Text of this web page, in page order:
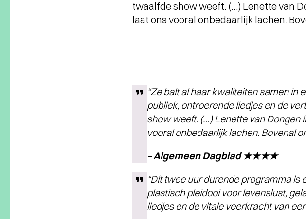
twaalfde show weeft. (…) Lenette van
laat ons vooral onbedaarlijk lachen.
“Ze balt al haar kwaliteiten samen
publiek, ontroerende liedjes en de
show weeft. (…) Lenette van Dongen
vooral onbedaarlijk lachen. Bovenal
– Algemeen Dagblad ★★★★
“Dit twee uur durende programma is
plastisch pleidooi voor levenslust,
liedjes en de vitale veerkracht van